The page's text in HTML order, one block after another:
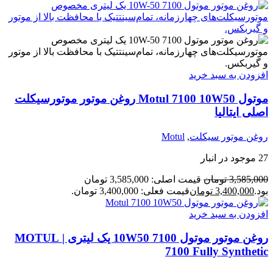
افزودن به سبد خرید
موتول Motul 7100 10W50 روغن موتور موتورسیکلت
اصلی ایتالیا
روغن موتور سیکلت,
Motul
27 موجود در انبار
3,585,000 تومان
قیمت اصلی: 3,585,000 تومان
بود.3,400,000 تومانقیمت فعلی: 3,400,000 تومان.
افزودن به سبد خرید
روغن موتور موتول 7100 10W50 یک لیتری | MOTUL
7100 Fully Synthetic